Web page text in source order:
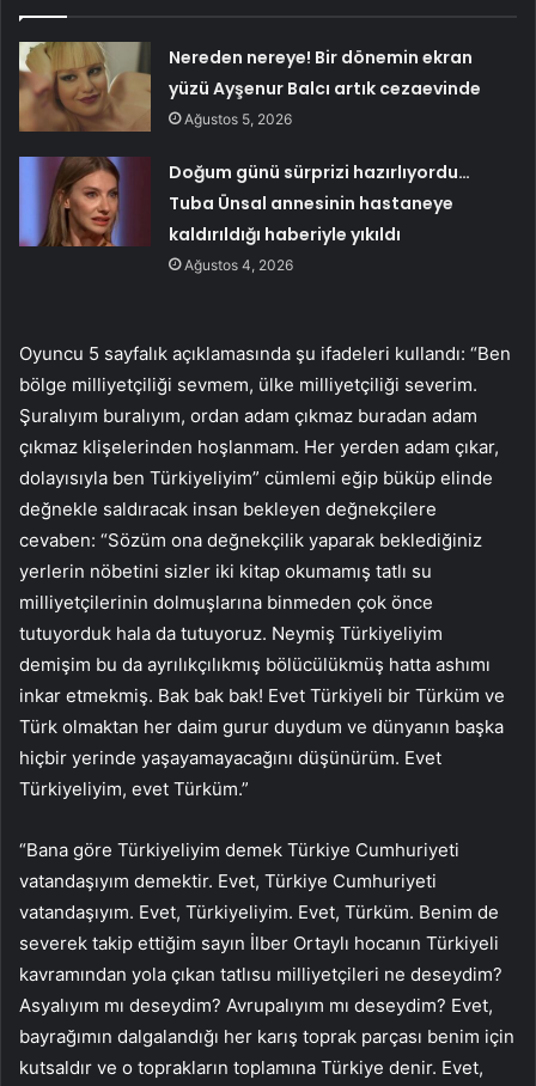
Nereden nereye! Bir dönemin ekran
yüzü Ayşenur Balcı artık cezaevinde
Ağustos 5, 2026
Doğum günü sürprizi hazırlıyordu…
Tuba Ünsal annesinin hastaneye
kaldırıldığı haberiyle yıkıldı
Ağustos 4, 2026
Oyuncu 5 sayfalık açıklamasında şu ifadeleri kullandı: “Ben
bölge milliyetçiliği sevmem, ülke milliyetçiliği severim.
Şuralıyım buralıyım, ordan adam çıkmaz buradan adam
çıkmaz klişelerinden hoşlanmam. Her yerden adam çıkar,
dolayısıyla ben Türkiyeliyim” cümlemi eğip büküp elinde
değnekle saldıracak insan bekleyen değnekçilere
cevaben: “Sözüm ona değnekçilik yaparak beklediğiniz
yerlerin nöbetini sizler iki kitap okumamış tatlı su
milliyetçilerinin dolmuşlarına binmeden çok önce
tutuyorduk hala da tutuyoruz. Neymiş Türkiyeliyim
demişim bu da ayrılıkçılıkmış bölücülükmüş hatta ashımı
inkar etmekmiş. Bak bak bak! Evet Türkiyeli bir Türküm ve
Türk olmaktan her daim gurur duydum ve dünyanın başka
hiçbir yerinde yaşayamayacağını düşünürüm. Evet
Türkiyeliyim, evet Türküm.”
“Bana göre Türkiyeliyim demek Türkiye Cumhuriyeti
vatandaşıyım demektir. Evet, Türkiye Cumhuriyeti
vatandaşıyım. Evet, Türkiyeliyim. Evet, Türküm. Benim de
severek takip ettiğim sayın İlber Ortaylı hocanın Türkiyeli
kavramından yola çıkan tatlısu milliyetçileri ne deseydim?
Asyalıyım mı deseydim? Avrupalıyım mı deseydim? Evet,
bayrağımın dalgalandığı her karış toprak parçası benim için
kutsaldır ve o toprakların toplamına Türkiye denir. Evet,